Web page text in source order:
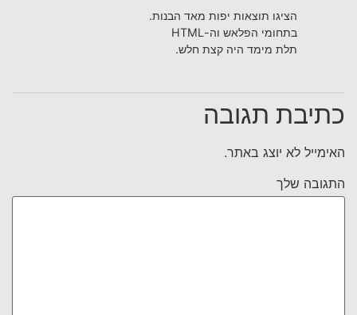
הציגו תוצאות יפות מאד הבנות.
בתחומי הפלאש וה-HTML
תלת מימד היה קצת חלש.
כתיבת תגובה
האימייל לא יוצג באתר.
התגובה שלך